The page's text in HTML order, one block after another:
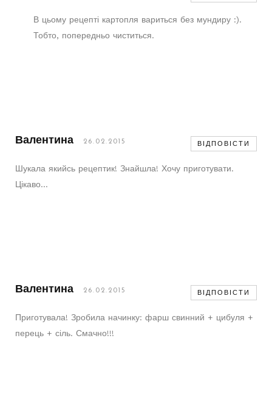
В цьому рецепті картопля вариться без мундиру :).
Тобто, попередньо чиститься.
Валентина 26.02.2015 ВІДПОВІСТИ
Шукала якийсь рецептик! Знайшла! Хочу приготувати.
Цікаво…
Валентина 26.02.2015 ВІДПОВІСТИ
Приготувала! Зробила начинку: фарш свинний + цибуля +
перець + сіль. Смачно!!!